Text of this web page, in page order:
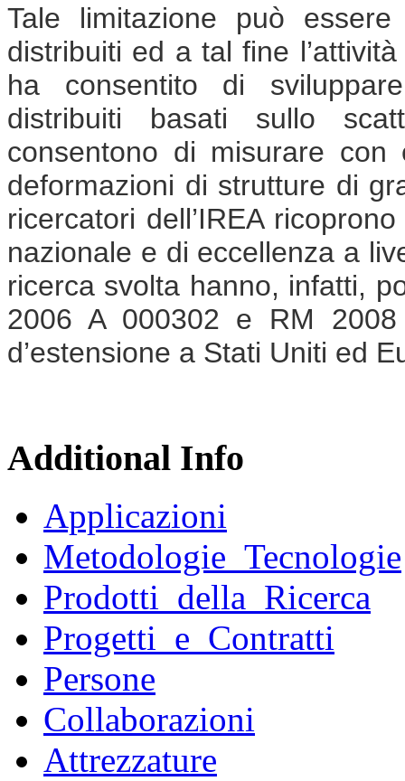
Tale limitazione può
distribuiti ed a tal fine
ha consentito di
distribuiti basati sullo
consentono di misurare con
deformazioni di strutture di
ricercatori dell’IREA
nazionale e di eccellenza a
ricerca svolta hanno, infatti,
2006 A 000302 e RM
d’estensione a Stati Uniti ed
Additional Info
Applicazioni
Metodologie_Tecnologie
Prodotti_della_Ricerca
Progetti_e_Contratti
Persone
Collaborazioni
Attrezzature